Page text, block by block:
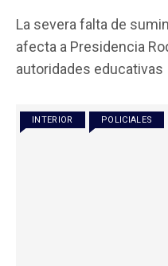
ce
b
o
k
tt
er
at
s
p
p
ail
La severa falta de
afecta a Presidencia
autoridades educativas
INTERIOR POLICIALES